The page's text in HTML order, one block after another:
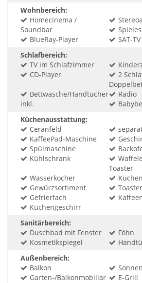
Wohnbereich:
Homecinema /
Soundbar
BlueRay-Player
SAT-TV
Schlafbereich:
TV im Schlafzimmer
CD-Player
2
Bettwäsche/Handtücher
inkl.
Radio
Küchenausstattung:
Ceranfeld
KaffeePad-Maschine
Spülmaschine
Kühlschrank
Toaster
Wasserkocher
Gewürzsortiment
Toaster
Gefrierfach
Küchengeschirr
Sanitärbereich:
Duschbad mit Fenster
Föhn
Kosmetikspiegel
Außenbereich:
Balkon
Garten-/Balkonmobiliar
E-Grill